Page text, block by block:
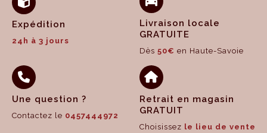
Expédition
24h à 3 jours
Livraison locale
GRATUITE
Dès 50€ en Haute-Savoie
Une question ?
Contactez le 0457444972
Retrait en magasin
GRATUIT
Choisissez le lieu de vente